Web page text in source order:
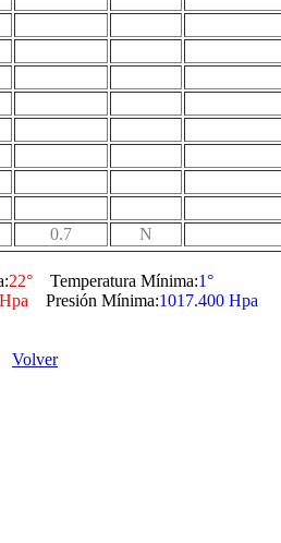
0.7 N
22°Temperatura Mínima:1°
Presión Mínima:1017.400 Hpa
Volver